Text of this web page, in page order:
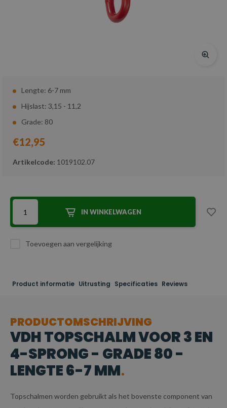
Lengte: 6-7 mm
Hijslast: 3,15 - 11,2
Grade: 80
€12,95
Artikelcode: 1019102.07
IN WINKELWAGEN
Toevoegen aan vergelijking
Product informatie Uitrusting Specificaties Reviews
PRODUCTOMSCHRIJVING
VDH TOPSCHALM VOOR 3 EN
4-SPRONG - GRADE 80 -
LENGTE 6-7 MM
Topschalmen worden gebruikt als het bovenste component van